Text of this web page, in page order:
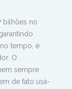
bilhões no
tempo, é
O
sempre
de fato usá-